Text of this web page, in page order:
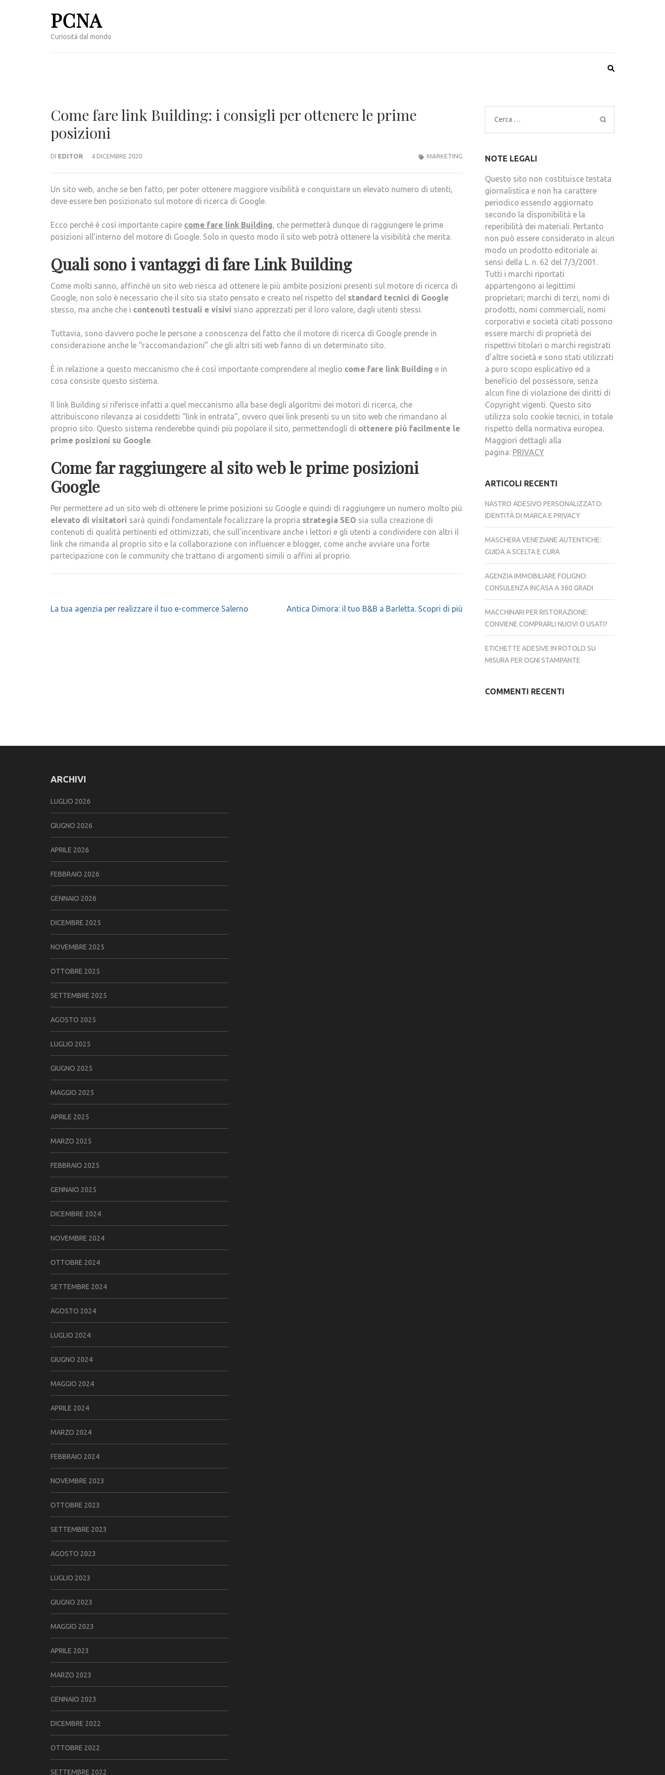
PCNA
Curiosità dal mondo
Come fare link Building: i consigli per ottenere le prime
posizioni
DI EDITOR 4 DICEMBRE 2020 MARKETING
Un sito web, anche se ben fatto, per poter ottenere maggiore visibilità e conquistare un elevato numero di utenti,
deve essere ben posizionato sul motore di ricerca di Google.
Ecco perché è così importante capire come fare link Building, che permetterà dunque di raggiungere le prime
posizioni all’interno del motore di Google. Solo in questo modo il sito web potrà ottenere la visibilità che merita.
Quali sono i vantaggi di fare Link Building
Come molti sanno, affinché un sito web riesca ad ottenere le più ambite posizioni presenti sul motore di ricerca di
Google, non solo è necessario che il sito sia stato pensato e creato nel rispetto del standard tecnici di Google
stesso, ma anche che i contenuti testuali e visivi siano apprezzati per il loro valore, dagli utenti stessi.
Tuttavia, sono davvero poche le persone a conoscenza del fatto che il motore di ricerca di Google prende in
considerazione anche le “raccomandazioni” che gli altri siti web fanno di un determinato sito.
È in relazione a questo meccanismo che è così importante comprendere al meglio come fare link Building e in
cosa consiste questo sistema.
Il link Building si riferisce infatti a quel meccanismo alla base degli algoritmi dei motori di ricerca, che
attribuiscono rilevanza ai cosiddetti “link in entrata”, ovvero quei link presenti su un sito web che rimandano al
proprio sito. Questo sistema renderebbe quindi più popolare il sito, permettendogli di ottenere più facilmente le
prime posizioni su Google.
Come far raggiungere al sito web le prime posizioni
Google
Per permettere ad un sito web di ottenere le prime posizioni su Google e quindi di raggiungere un numero molto più
elevato di visitatori sarà quindi fondamentale focalizzare la propria strategia SEO sia sulla creazione di
contenuti di qualità pertinenti ed ottimizzati, che sull’incentivare anche i lettori e gli utenti a condividere con altri il
link che rimanda al proprio sito e la collaborazione con influencer e blogger, come anche avviare una forte
partecipazione con le community che trattano di argomenti simili o affini al proprio.
Navigazione
La tua agenzia per realizzare il tuo e-commerce Salerno Antica Dimora: il tuo B&B a Barletta. Scopri di più
Ricerca
per:
NOTE LEGALI
Questo sito non costituisce testata
giornalistica e non ha carattere
periodico essendo aggiornato
secondo la disponibilità e la
reperibilità dei materiali. Pertanto
non può essere considerato in alcun
modo un prodotto editoriale ai
sensi della L. n. 62 del 7/3/2001.
Tutti i marchi riportati
appartengono ai legittimi
proprietari; marchi di terzi, nomi di
prodotti, nomi commerciali, nomi
corporativi e società citati possono
essere marchi di proprietà dei
rispettivi titolari o marchi registrati
d’altre società e sono stati utilizzati
a puro scopo esplicativo ed a
beneficio del possessore, senza
alcun fine di violazione dei diritti di
Copyright vigenti. Questo sito
utilizza solo cookie tecnici, in totale
rispetto della normativa europea.
Maggiori dettagli alla
pagina: PRIVACY
ARTICOLI RECENTI
NASTRO ADESIVO PERSONALIZZATO:
IDENTITÀ DI MARCA E PRIVACY
MASCHERA VENEZIANE AUTENTICHE:
GUIDA A SCELTA E CURA
AGENZIA IMMOBILIARE FOLIGNO:
CONSULENZA INCASA A 360 GRADI
MACCHINARI PER RISTORAZIONE:
CONVIENE COMPRARLI NUOVI O USATI?
ETICHETTE ADESIVE IN ROTOLO SU
MISURA PER OGNI STAMPANTE
COMMENTI RECENTI
ARCHIVI
LUGLIO 2026
GIUGNO 2026
APRILE 2026
FEBBRAIO 2026
GENNAIO 2026
DICEMBRE 2025
NOVEMBRE 2025
OTTOBRE 2025
SETTEMBRE 2025
AGOSTO 2025
LUGLIO 2025
GIUGNO 2025
MAGGIO 2025
APRILE 2025
MARZO 2025
FEBBRAIO 2025
GENNAIO 2025
DICEMBRE 2024
NOVEMBRE 2024
OTTOBRE 2024
SETTEMBRE 2024
AGOSTO 2024
LUGLIO 2024
GIUGNO 2024
MAGGIO 2024
APRILE 2024
MARZO 2024
FEBBRAIO 2024
NOVEMBRE 2023
OTTOBRE 2023
SETTEMBRE 2023
AGOSTO 2023
LUGLIO 2023
GIUGNO 2023
MAGGIO 2023
APRILE 2023
MARZO 2023
GENNAIO 2023
DICEMBRE 2022
OTTOBRE 2022
SETTEMBRE 2022